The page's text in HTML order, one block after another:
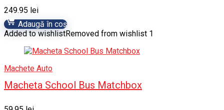
249.95 lei
Adaugă în coș
Added to wishlistRemoved from wishlist 1
Machete Auto
Macheta School Bus Matchbox